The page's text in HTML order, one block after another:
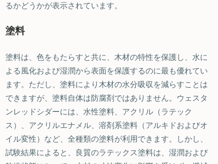
るかどうかが表示されています。
塗料
塗料は、色をもたらすと共に、木材の特性を保護し、水に
よる風化および湿潤から表面を保護するのに最も優れてい
ます。ただし、塗料により木材の水分吸収を減らすことは
できますが、塗料自体は防腐剤ではありません。ウェスタ
ンレッドシダーには、水性塗料、アクリル（ラテック
ス）、アクリルエナメル、溶剤系塗料（アルキドおよびオ
イル変性）など、全種類の塗料が利用できます。しかし、
試験結果によると、良質のラテックス塗料は、湿潤および